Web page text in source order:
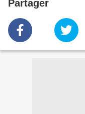
Partager